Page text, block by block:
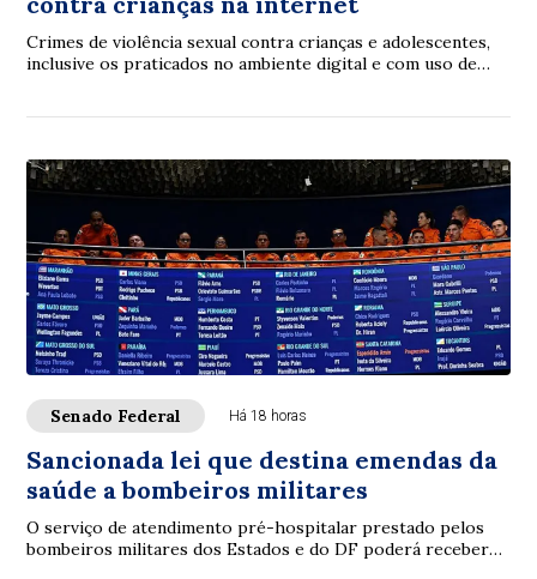
Crimes de violência sexual contra crianças e adolescentes,
inclusive os praticados no ambiente digital e com uso de
Senado Federal Há 18 horas
Sancionada lei que destina emendas da
saúde a bombeiros militares
O serviço de atendimento pré-hospitalar prestado pelos
bombeiros militares dos Estados e do DF poderá receber